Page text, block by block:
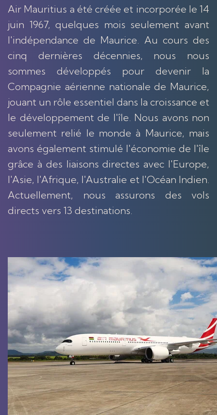
Air Mauritius a été créée et incorporée le 14
juin 1967, quelques mois seulement avant
l'indépendance de Maurice. Au cours des
cinq dernières décennies, nous nous
sommes développés pour devenir la
Compagnie aérienne nationale de Maurice,
jouant un rôle essentiel dans la croissance et
le développement de l'île. Nous avons non
seulement relié le monde à Maurice, mais
avons également stimulé l'économie de l'île
grâce à des liaisons directes avec l'Europe,
l'Asie, l'Afrique, l'Australie et l'Océan Indien.
Actuellement, nous assurons des vols
directs vers 13 destinations.